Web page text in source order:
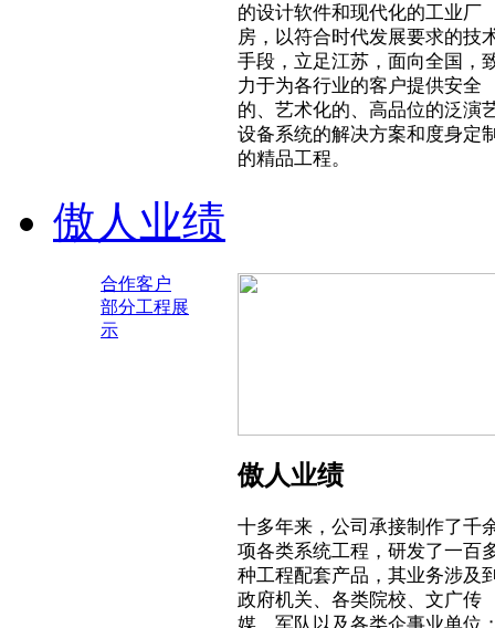
的设计软件和现代化的工业厂
房，以符合时代发展要求的技
手段，立足江苏，面向全国，
力于为各行业的客户提供安全
的、艺术化的、高品位的泛演
设备系统的解决方案和度身定
的精品工程。
傲人业绩
合作客户
部分工程展
示
傲人业绩
十多年来，公司承接制作了千
项各类系统工程，研发了一百
种工程配套产品，其业务涉及
政府机关、各类院校、文广传